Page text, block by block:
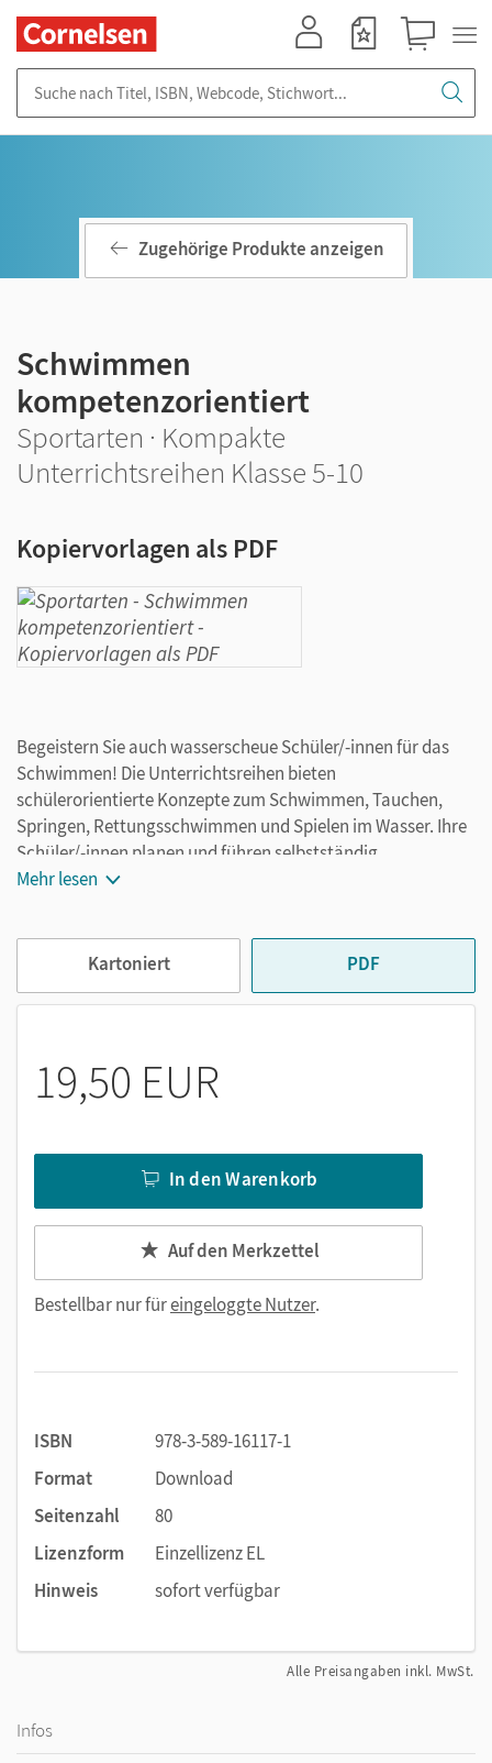
Zugehörige Produkte anzeigen
Schwimmen
kompetenzorientiert
Sportarten · Kompakte
Unterrichtsreihen Klasse 5-10
Kopiervorlagen als PDF
Begeistern Sie auch wasserscheue Schüler/-innen für das
Schwimmen! Die Unterrichtsreihen bieten
schülerorientierte Konzepte zum Schwimmen, Tauchen,
Springen, Rettungsschwimmen und Spielen im Wasser. Ihre
Schüler/-innen planen und führen selbstständig
Schwimmveranstaltungen durch und organisieren sogar ein
Mehr lesen
Kartoniert PDF
19,50 EUR
In den Warenkorb
Auf den Merkzettel
Bestellbar nur füreingeloggte Nutzer.
ISBN
978-3-589-16117-1
Format
Download
Seitenzahl
80
Lizenzform
Einzellizenz EL
Hinweis
sofort verfügbar
Alle Preisangaben inkl. MwSt.
Infos